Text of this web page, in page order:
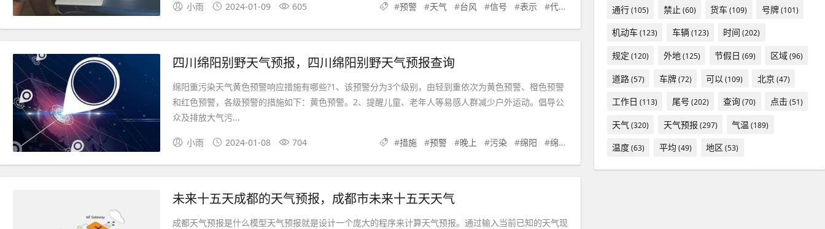
小雨 2024-01-09 605 #预警 #天气 #台风 #信号 #表示 #代表 红色 #黄色 #大风
四川绵阳别野天气预报，四川绵阳别野天气预报查询
绵阳重污染天气黄色预警响应措施有哪些?1、该预警分为3个级别，由轻到重依次为黄色预警、橙色预警
和红色预警，各级预警的措施如下：黄色预警。2、提醒儿童、老年人等易感人群减少户外运动。倡导公
众及排放大气污...
小雨 2024-01-08 704 #措施 #预警 #晚上 #污染 #绵阳 #绵阳市 #白天 # 气温 #气候
未来十五天成都的天气预报，成都市未来十五天天气
成都天气预报是什么模型天气预报就是设计一个庞大的程序来计算天气预报。通过输入当前已知的天气现
通行(105) 禁止 (60) 货车(109) 号牌(101)
机动车(123) 车辆(123) 时间 (202)
规定 (120) 外地(125) 节假日 (69) 区域(96)
道路(57) 车牌(72) 可以 (109) 北京(47)
工作日 (113) 尾号 (202) 查询(70) 点击(51)
天气 (320) 天气预报 (297) 气温 (189)
温度(63) 平均 (49) 地区 (53)